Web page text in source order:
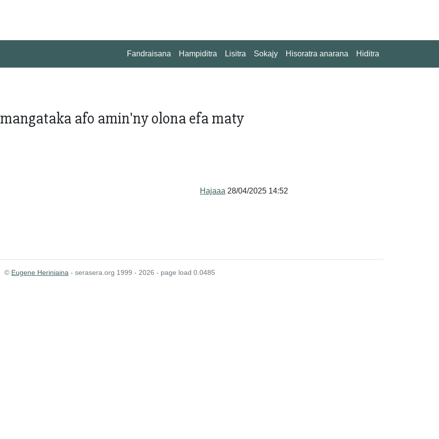
Fandraisana Hampiditra Lisitra Sokajy Hisoratra anarana Hiditra
afo amin'ny olona efa maty
Hajaaa 28/04/2025 14:52
© Eugene Heriniaina - serasera.org 1999 - 2026 - page load 0.0485